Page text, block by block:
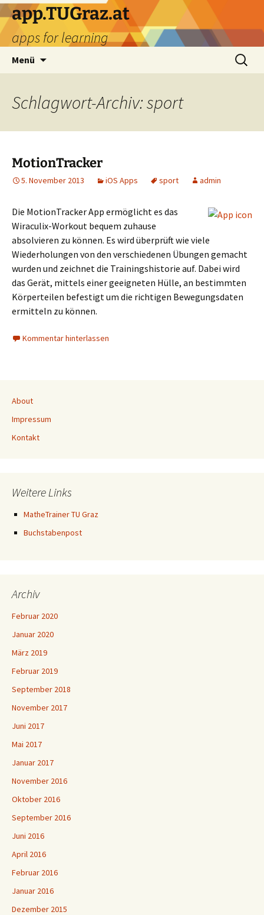
Zum
Inhalt
springen
app.TUGraz.at
apps for learning
Menü
Suchen
nach:
Schlagwort-Archiv: sport
MotionTracker
5. November 2013 iOS Apps sport admin
Die MotionTracker App ermöglicht es das
Wiraculix-Workout bequem zuhause
absolvieren zu können. Es wird überprüft wie viele
Wiederholungen von den verschiedenen Übungen gemacht
wurden und zeichnet die Trainingshistorie auf. Dabei wird
das Gerät, mittels einer geeigneten Hülle, an bestimmten
Körperteilen befestigt um die richtigen Bewegungsdaten
ermitteln zu können.
Kommentar hinterlassen
About
Impressum
Kontakt
Weitere Links
MatheTrainer TU Graz
Buchstabenpost
Archiv
Februar 2020
Januar 2020
März 2019
Februar 2019
September 2018
November 2017
Juni 2017
Mai 2017
Januar 2017
November 2016
Oktober 2016
September 2016
Juni 2016
April 2016
Februar 2016
Januar 2016
Dezember 2015